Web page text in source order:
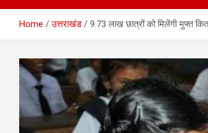
Home उत्तराखंड 9.73 लाख छात्रों को मिलेंगी मुफ्त